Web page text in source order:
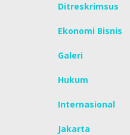
Ditreskrimsus
Ekonomi Bisnis
Galeri
Hukum
Internasional
Jakarta